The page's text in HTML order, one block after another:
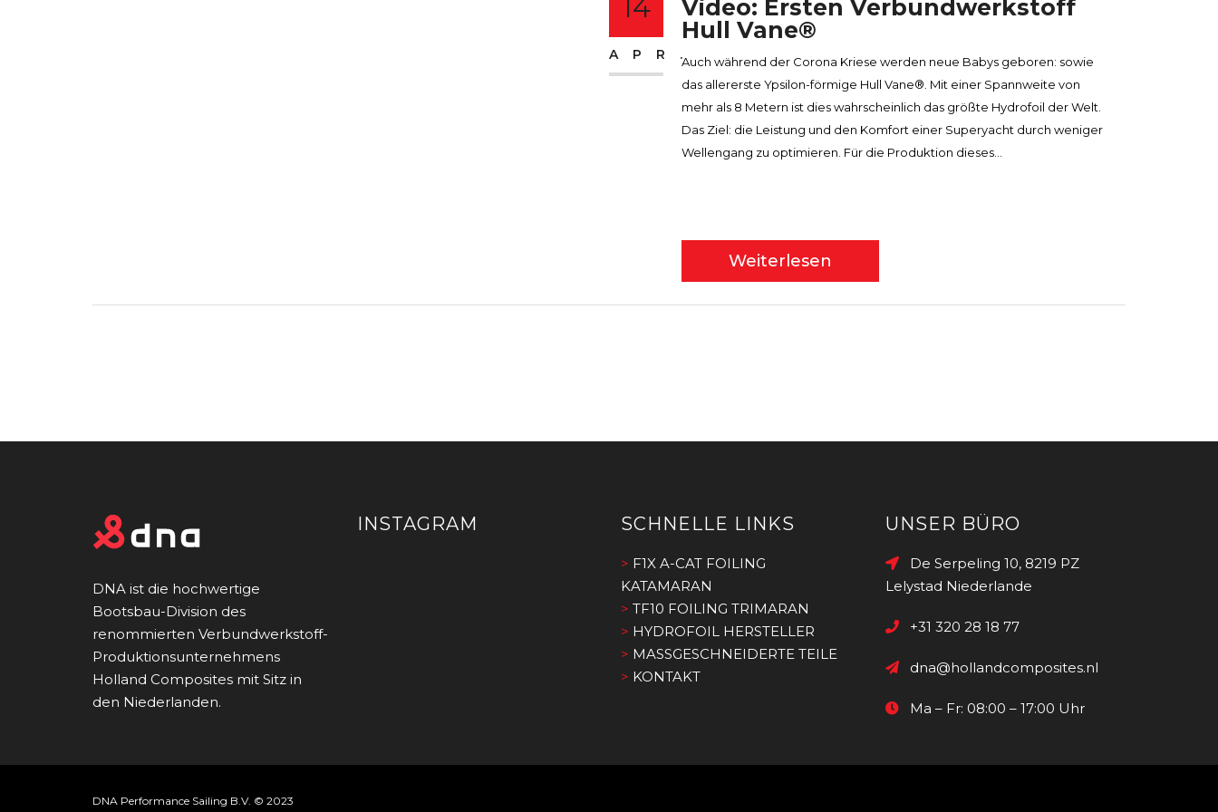
14
APR.
Video: Ersten Verbundwerkstoff
Hull Vane®
Auch während der Corona Kriese werden neue Babys geboren: sowie
das allererste Ypsilon-förmige Hull Vane®. Mit einer Spannweite von
mehr als 8 Metern ist dies wahrscheinlich das größte Hydrofoil der Welt.
Das Ziel: die Leistung und den Komfort einer Superyacht durch weniger
Wellengang zu optimieren. Für die Produktion dieses...
Weiterlesen
DNA ist die hochwertige
Bootsbau-Division des
renommierten Verbundwerkstoff-
Produktionsunternehmens
Holland Composites mit Sitz in
den Niederlanden.
INSTAGRAM SCHNELLE LINKS
> F1X A-CAT FOILING
KATAMARAN
> TF10 FOILING TRIMARAN
> HYDROFOIL HERSTELLER
> MASSGESCHNEIDERTE TEILE
> KONTAKT
UNSER BÜRO
De Serpeling 10, 8219 PZ
Lelystad Niederlande
+31 320 28 18 77
dna@hollandcomposites.nl
Ma – Fr: 08:00 – 17:00 Uhr
DNA Performance Sailing B.V. © 2023